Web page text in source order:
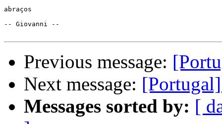
abraços
-- Giovanni --
Previous message:
Next message:
Messages sorted by: [